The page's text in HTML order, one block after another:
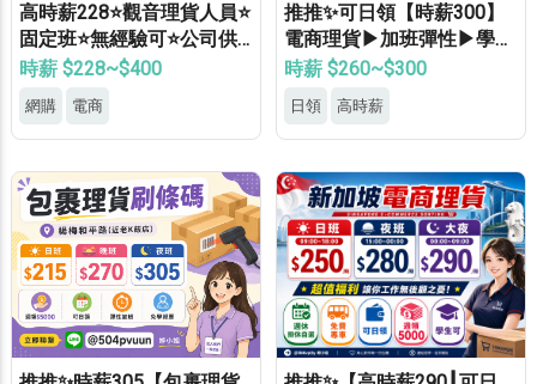
高時薪228⭐觀音理貨人員⭐
固定班⭐無經驗可⭐公司供
餐⭐錄取率高
時薪 $228~$400
網購 電商
推推✨可日領【時薪300】
電商理貨▶加班彈性▶學生
打工▶月休8天▶高錄取
時薪 $260~$300
日領 高時薪